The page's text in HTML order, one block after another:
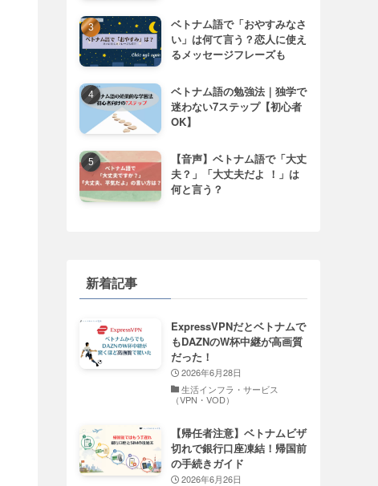
ベトナム語で「おやすみなさ
い」は何て言う？恋人に使え
るメッセージフレーズも
ベトナム語の勉強法｜独学で
迷わない7ステップ【初心者
OK】
【音声】ベトナム語で「大丈
夫？」「大丈夫だよ ！」は
何と言う？
新着記事
ExpressVPNだとベトナムで
もDAZNのW杯中継が高画質
だった！
2026年6月28日
生活インフラ・サービス
（VPN・VOD）
【帰任者注意】ベトナムビザ
切れで銀行口座凍結！帰国前
の手続きガイド
2026年6月26日